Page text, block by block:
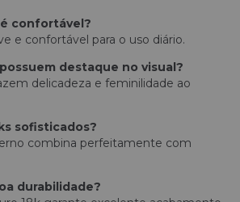
confortável?
e confortável para o uso diário.
destaque no visual?
delicadeza e feminilidade ao
sofisticados?
combina perfeitamente com
durabilidade?